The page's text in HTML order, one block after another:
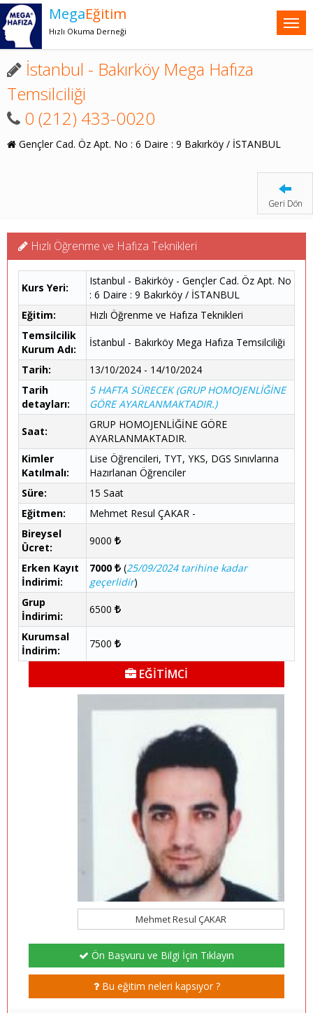
MegaEğitim
Hızlı Okuma Derneği
İstanbul - Bakırköy Mega Hafıza
Temsilciliği
0 (212) 433-0020
Gençler Cad. Öz Apt. No : 6 Daire : 9 Bakırköy / İSTANBUL
Geri Dön
Hızlı Öğrenme ve Hafıza Teknikleri
Kurs Yeri:
Istanbul - Bakirköy - Gençler Cad. Öz Apt. No
: 6 Daire : 9 Bakırköy / İSTANBUL
Eğitim:
Hızlı Öğrenme ve Hafıza Teknikleri
Temsilcilik
Kurum Adı:
İstanbul - Bakırköy Mega Hafıza Temsilciliği
Tarih:
13/10/2024 - 14/10/2024
Tarih
detayları:
5 HAFTA SÜRECEK (GRUP HOMOJENLİĞİNE
GÖRE AYARLANMAKTADIR.)
Saat:
GRUP HOMOJENLİĞİNE GÖRE
AYARLANMAKTADIR.
Kimler
Katılmalı:
Lise Öğrencileri, TYT, YKS, DGS Sınıvlarına
Hazırlanan Öğrenciler
Süre:
15 Saat
Eğitmen:
Mehmet Resul ÇAKAR -
Bireysel
Ücret:
9000
Erken Kayıt
İndirimi:
7000 (25/09/2024 tarihine kadar
geçerlidir)
Grup
İndirimi:
6500
Kurumsal
İndirim:
7500
EĞİTİMCİ
Mehmet Resul ÇAKAR
Ön Başvuru ve Bilgi İçin Tıklayın
Bu eğitim neleri kapsıyor ?